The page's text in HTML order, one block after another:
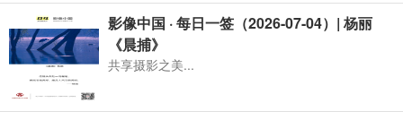
影像中国 · 每日一签（2026-07-04）| 杨丽
《晨捕》
共享摄影之美...